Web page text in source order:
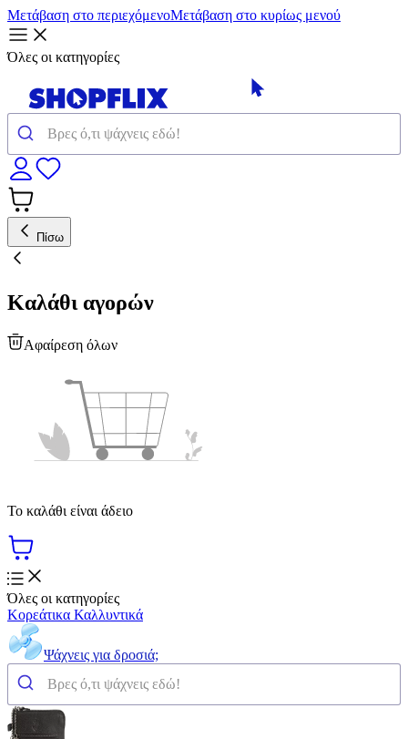
Μετάβαση στο περιεχόμενοΜετάβαση στο κυρίως μενού
Όλες οι κατηγορίες
Πίσω
Καλάθι αγορών
Αφαίρεση όλων
Το καλάθι είναι άδειο
Όλες οι κατηγορίες
Κορεάτικα Καλλυντικά
Ψάχνεις για δροσιά;